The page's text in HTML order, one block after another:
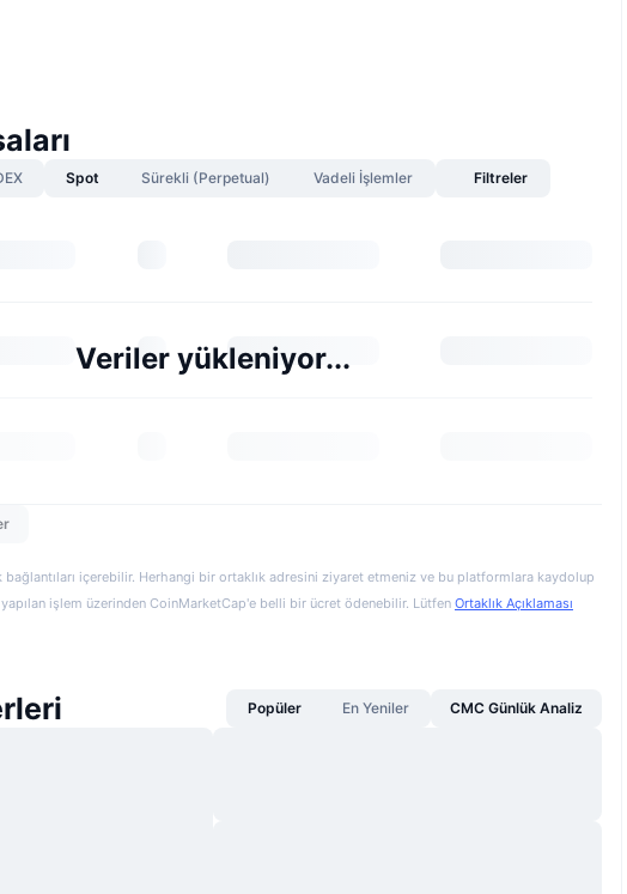
Spot Sürekli (Perpetual) Vadeli İşlemler Filtreler
Veriler yükleniyor...
bağlantıları içerebilir. Herhangi bir ortaklık adresini ziyaret etmeniz ve bu platformlara kaydolup
işlem üzerinden CoinMarketCap'e belli bir ücret ödenebilir. Lütfen Ortaklık Açıklaması
Popüler En Yeniler CMC Günlük Analiz